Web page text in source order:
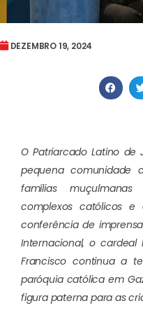
DEZEMBRO 19, 2024
O Patriarcado Latino
pequena comunidade
famílias
complexos católicos e
conferência de
Internacional, o cardeal
Francisco continua a
paróquia católica em
figura paterna para as